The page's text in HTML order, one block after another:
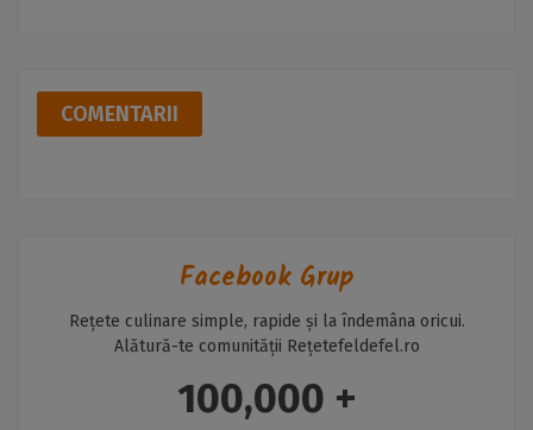
COMENTARII
Facebook Grup
Rețete culinare simple, rapide și la îndemâna oricui.
Alătură-te comunității Rețetefeldefel.ro
100,000 +